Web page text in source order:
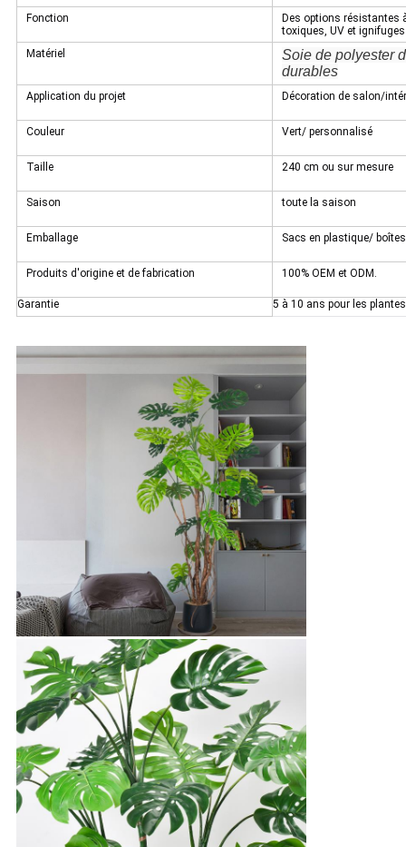
Fonction
Des options résistantes
toxiques, UV et ignifuges
Matériel
Soie de polyester
durables
Application du projet Décoration de salon/
Couleur Vert/ personnalisé
Taille 240 cm ou sur mesure
Saison toute la saison
Emballage Sacs en plastique/
Produits d'origine et de fabrication 100% OEM et ODM.
Garantie 5 à 10 ans pour les